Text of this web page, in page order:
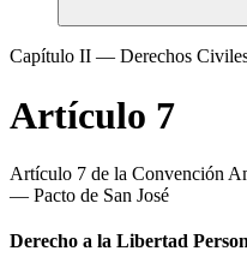
Capítulo II — Derechos
Artículo 7
Artículo 7 de la Convención
— Pacto de San José
Derecho a la Libertad